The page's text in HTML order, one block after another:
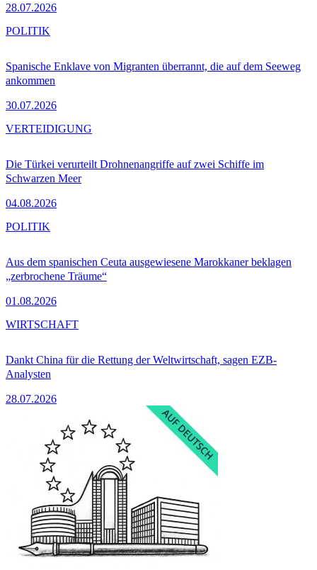
28.07.2026
Spanische Enklave von Migranten überrannt, die auf dem Seeweg
ankommen
30.07.2026
POLITIK
Die Türkei verurteilt Drohnenangriffe auf zwei Schiffe im
Schwarzen Meer
04.08.2026
VERTEIDIGUNG
Aus dem spanischen Ceuta ausgewiesene Marokkaner beklagen
„zerbrochene Träume“
01.08.2026
POLITIK
Dankt China für die Rettung der Weltwirtschaft, sagen EZB-
Analysten
28.07.2026
WIRTSCHAFT